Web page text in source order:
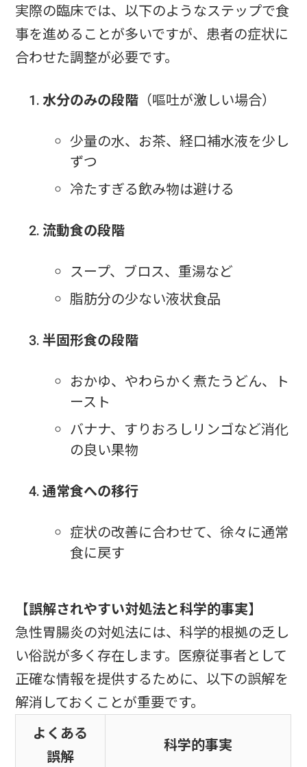
実際の臨床では、以下のようなステップで食
事を進めることが多いですが、患者の症状に
合わせた調整が必要です。
水分のみの段階 （嘔吐が激しい場合）
少量の水、お茶、経口補水液を少し
ずつ
冷たすぎる飲み物は避ける
流動食の段階
スープ、ブロス、重湯など
脂肪分の少ない液状食品
半固形食の段階
おかゆ、やわらかく煮たうどん、ト
ースト
バナナ、すりおろしリンゴなど消化
の良い果物
通常食への移行
症状の改善に合わせて、徐々に通常
食に戻す
【誤解されやすい対処法と科学的事実】
急性胃腸炎の対処法には、科学的根拠の乏し
い俗説が多く存在します。医療従事者として
正確な情報を提供するために、以下の誤解を
解消しておくことが重要です。
よくある
誤解
科学的事実